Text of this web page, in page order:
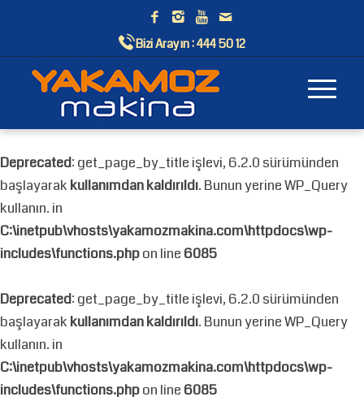
Bizi Arayın :444 50 12
Deprecated: get_page_by_title işlevi, 6.2.0 sürümünden
başlayarak kullanımdan kaldırıldı. Bunun yerine WP_Query
kullanın. in
C:\inetpub\vhosts\yakamozmakina.com\httpdocs\wp-
includes\functions.phpon line 6085
Deprecated: get_page_by_title işlevi, 6.2.0 sürümünden
başlayarak kullanımdan kaldırıldı. Bunun yerine WP_Query
kullanın. in
C:\inetpub\vhosts\yakamozmakina.com\httpdocs\wp-
includes\functions.phpon line 6085